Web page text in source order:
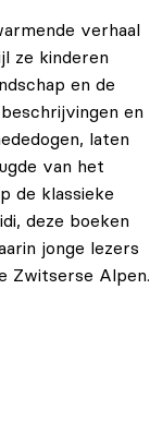
verhaal
ze kinderen
en de
en
laten
van het
de klassieke
deze boeken
jonge lezers
Zwitserse Alpen.